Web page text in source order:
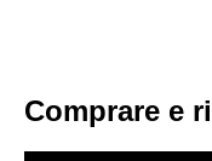
Comprare e